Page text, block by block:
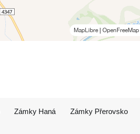
MapLibre OpenFreeMap
Zámky Haná
Zámky Přerovsko